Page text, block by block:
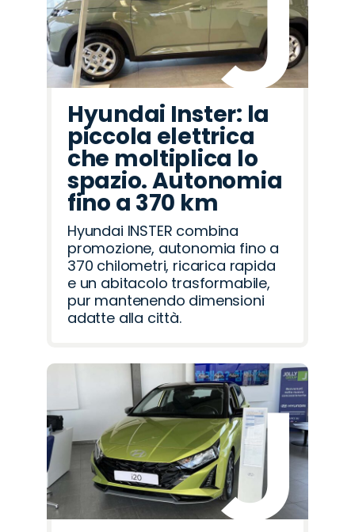
Hyundai Inster: la
piccola elettrica
che moltiplica lo
spazio. Autonomia
fino a 370 km
Hyundai INSTER combina
promozione, autonomia fino a
370 chilometri, ricarica rapida
e un abitacolo trasformabile,
pur mantenendo dimensioni
adatte alla città.